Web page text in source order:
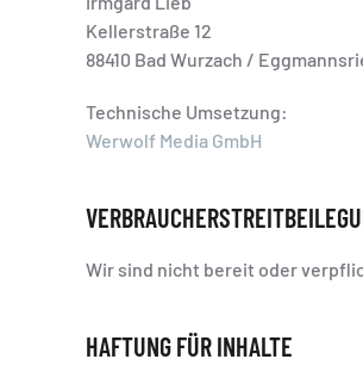
Kellerstraße 12
88410 Bad Wurzach /
Technische Umsetzung:
Werwolf Media GmbH
Wir sind nicht bereit oder
HAFTUNG FÜR INHALTE